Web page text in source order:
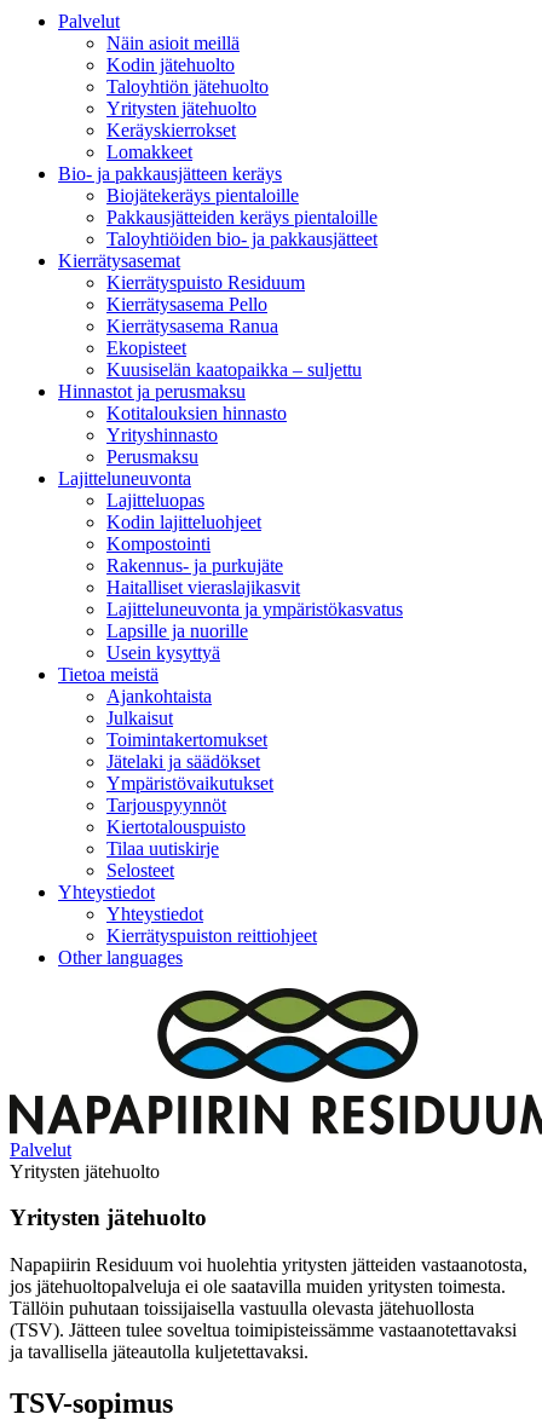
Palvelut
Näin asioit meillä
Kodin jätehuolto
Taloyhtiön jätehuolto
Yritysten jätehuolto
Keräyskierrokset
Lomakkeet
Bio- ja pakkausjätteen keräys
Biojätekeräys pientaloille
Pakkausjätteiden keräys pientaloille
Taloyhtiöiden bio- ja pakkausjätteet
Kierrätysasemat
Kierrätyspuisto Residuum
Kierrätysasema Pello
Kierrätysasema Ranua
Ekopisteet
Kuusiselän kaatopaikka – suljettu
Hinnastot ja perusmaksu
Kotitalouksien hinnasto
Yrityshinnasto
Perusmaksu
Lajitteluneuvonta
Lajitteluopas
Kodin lajitteluohjeet
Kompostointi
Rakennus- ja purkujäte
Haitalliset vieraslajikasvit
Lajitteluneuvonta ja ympäristökasvatus
Lapsille ja nuorille
Usein kysyttyä
Tietoa meistä
Ajankohtaista
Julkaisut
Toimintakertomukset
Jätelaki ja säädökset
Ympäristövaikutukset
Tarjouspyynnöt
Kiertotalouspuisto
Tilaa uutiskirje
Selosteet
Yhteystiedot
Yhteystiedot
Kierrätyspuiston reittiohjeet
Other languages
Palvelut
Yritysten jätehuolto
Yritysten jätehuolto
Napapiirin Residuum voi huolehtia yritysten jätteiden vastaanotosta,
jos jätehuoltopalveluja ei ole saatavilla muiden yritysten toimesta.
Tällöin puhutaan toissijaisella vastuulla olevasta jätehuollosta
(TSV). Jätteen tulee soveltua toimipisteissämme vastaanotettavaksi
ja tavallisella jäteautolla kuljetettavaksi.
TSV-sopimus